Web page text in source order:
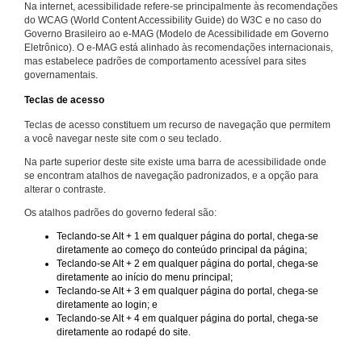
Na internet, acessibilidade refere-se principalmente às recomendações
do WCAG (World Content Accessibility Guide) do W3C e no caso do
Governo Brasileiro ao e-MAG (Modelo de Acessibilidade em Governo
Eletrônico). O e-MAG está alinhado às recomendações internacionais,
mas estabelece padrões de comportamento acessível para sites
governamentais.
Teclas de acesso
Teclas de acesso constituem um recurso de navegação que permitem
a você navegar neste site com o seu teclado.
Na parte superior deste site existe uma barra de acessibilidade onde
se encontram atalhos de navegação padronizados, e a opção para
alterar o contraste.
Os atalhos padrões do governo federal são:
Teclando-se Alt + 1 em qualquer página do portal, chega-se
diretamente ao começo do conteúdo principal da página;
Teclando-se Alt + 2 em qualquer página do portal, chega-se
diretamente ao início do menu principal;
Teclando-se Alt + 3 em qualquer página do portal, chega-se
diretamente ao login; e
Teclando-se Alt + 4 em qualquer página do portal, chega-se
diretamente ao rodapé do site.